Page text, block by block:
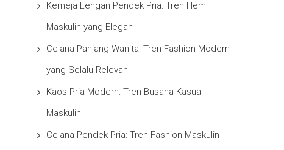
Kemeja Lengan Pendek Pria: Tren Hem
Maskulin yang Elegan
Celana Panjang Wanita: Tren Fashion Modern
yang Selalu Relevan
Kaos Pria Modern: Tren Busana Kasual
Maskulin
Celana Pendek Pria: Tren Fashion Maskulin